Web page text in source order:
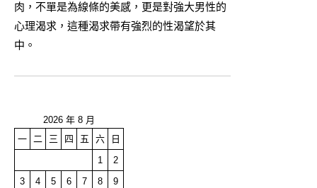
肉，不單是為線條的美感，更是對強大男性的
心理渴求，這種渴求帶有強烈的性渴望於其
中。
2026 年 8 月
一 二 三 四 五 六
日
1
2
3
4 5 6 7 8
9